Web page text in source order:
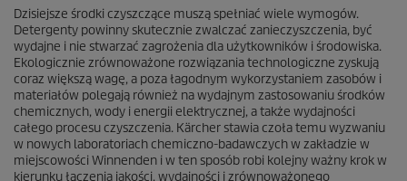
Dzisiejsze środki czyszczące muszą spełniać wiele wymogów.
Detergenty powinny skutecznie zwalczać zanieczyszczenia, być
wydajne i nie stwarzać zagrożenia dla użytkowników i środowiska.
Ekologicznie zrównoważone rozwiązania technologiczne zyskują
coraz większą wagę, a poza łagodnym wykorzystaniem zasobów i
materiałów polegają również na wydajnym zastosowaniu środków
chemicznych, wody i energii elektrycznej, a także wydajności
całego procesu czyszczenia. Kärcher stawia czoła temu wyzwaniu
w nowych laboratoriach chemiczno-badawczych w zakładzie w
miejscowości Winnenden i w ten sposób robi kolejny ważny krok w
kierunku łączenia jakości, wydajności i zrównoważonego